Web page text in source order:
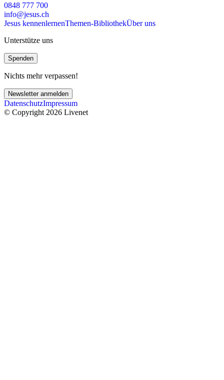
0848 777 700
info@jesus.ch
Jesus kennenlernenThemen-BibliothekÜber uns
Unterstütze uns
Spenden
Nichts mehr verpassen!
Newsletter anmelden
DatenschutzImpressum
© Copyright 2026 Livenet